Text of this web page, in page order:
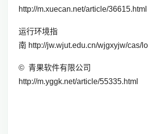
http://m.xuecan.net/article/36615.html
运行环境指
南 http://jw.wjut.edu.cn/wjgxyjw/cas/
© 青果软件有限公司
http://m.yggk.net/article/55335.html